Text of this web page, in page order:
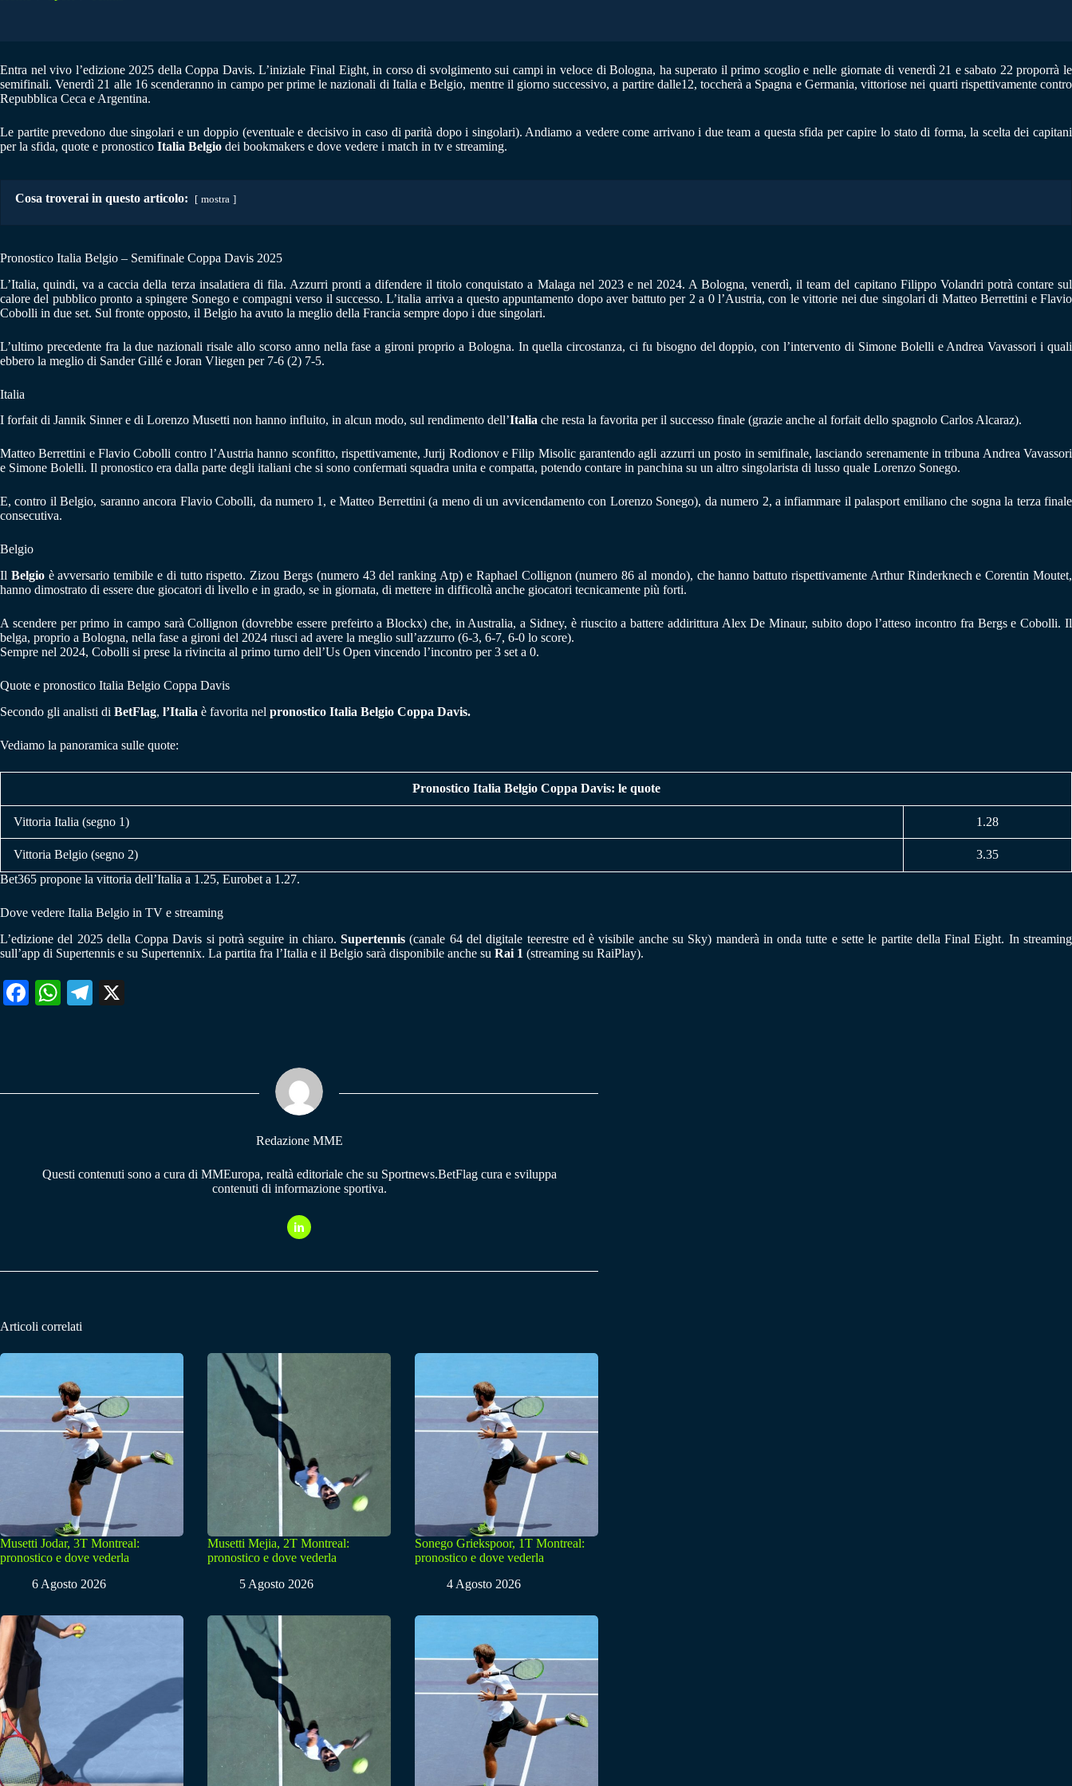
Entra nel vivo l’edizione 2025 della Coppa Davis. L’iniziale Final Eight, in corso di svolgimento sui campi in veloce di Bologna, ha superato il primo scoglio e nelle giornate di venerdì 21 e sabato 22 proporrà le
semifinali. Venerdì 21 alle 16 scenderanno in campo per prime le nazionali di Italia e Belgio, mentre il giorno successivo, a partire dalle12, toccherà a Spagna e Germania, vittoriose nei quarti rispettivamente contro
Repubblica Ceca e Argentina.
Le partite prevedono due singolari e un doppio (eventuale e decisivo in caso di parità dopo i singolari). Andiamo a vedere come arrivano i due team a questa sfida per capire lo stato di forma, la scelta dei capitani
per la sfida, quote e pronostico Italia Belgio dei bookmakers e dove vedere i match in tv e streaming.
Cosa troverai in questo articolo: mostra
Pronostico Italia Belgio – Semifinale Coppa Davis 2025
L’Italia, quindi, va a caccia della terza insalatiera di fila. Azzurri pronti a difendere il titolo conquistato a Malaga nel 2023 e nel 2024. A Bologna, venerdì, il team del capitano Filippo Volandri potrà contare sul
calore del pubblico pronto a spingere Sonego e compagni verso il successo. L’italia arriva a questo appuntamento dopo aver battuto per 2 a 0 l’Austria, con le vittorie nei due singolari di Matteo Berrettini e Flavio
Cobolli in due set. Sul fronte opposto, il Belgio ha avuto la meglio della Francia sempre dopo i due singolari.
L’ultimo precedente fra la due nazionali risale allo scorso anno nella fase a gironi proprio a Bologna. In quella circostanza, ci fu bisogno del doppio, con l’intervento di Simone Bolelli e Andrea Vavassori i quali
ebbero la meglio di Sander Gillé e Joran Vliegen per 7-6 (2) 7-5.
Italia
I forfait di Jannik Sinner e di Lorenzo Musetti non hanno influito, in alcun modo, sul rendimento dell’Italia che resta la favorita per il successo finale (grazie anche al forfait dello spagnolo Carlos Alcaraz).
Matteo Berrettini e Flavio Cobolli contro l’Austria hanno sconfitto, rispettivamente, Jurij Rodionov e Filip Misolic garantendo agli azzurri un posto in semifinale, lasciando serenamente in tribuna Andrea Vavassori
e Simone Bolelli. Il pronostico era dalla parte degli italiani che si sono confermati squadra unita e compatta, potendo contare in panchina su un altro singolarista di lusso quale Lorenzo Sonego.
E, contro il Belgio, saranno ancora Flavio Cobolli, da numero 1, e Matteo Berrettini (a meno di un avvicendamento con Lorenzo Sonego), da numero 2, a infiammare il palasport emiliano che sogna la terza finale
consecutiva.
Belgio
Il Belgioè avversario temibile e di tutto rispetto. Zizou Bergs (numero 43 del ranking Atp) e Raphael Collignon (numero 86 al mondo), che hanno battuto rispettivamente Arthur Rinderknech e Corentin Moutet,
hanno dimostrato di essere due giocatori di livello e in grado, se in giornata, di mettere in difficoltà anche giocatori tecnicamente più forti.
A scendere per primo in campo sarà Collignon (dovrebbe essere prefeirto a Blockx) che, in Australia, a Sidney, è riuscito a battere addirittura Alex De Minaur, subito dopo l’atteso incontro fra Bergs e Cobolli. Il
belga, proprio a Bologna, nella fase a gironi del 2024 riusci ad avere la meglio sull’azzurro (6-3, 6-7, 6-0 lo score).
Sempre nel 2024, Cobolli si prese la rivincita al primo turno dell’Us Open vincendo l’incontro per 3 set a 0.
Quote e pronostico Italia Belgio Coppa Davis
Secondo gli analisti di BetFlag, l’Italia è favorita nel pronostico Italia Belgio Coppa Davis.
Vediamo la panoramica sulle quote:
Pronostico Italia Belgio Coppa Davis: le quote
Vittoria Italia (segno 1) 1.28
Vittoria Belgio (segno 2)
3.35
Bet365 propone la vittoria dell’Italia a 1.25, Eurobet a 1.27.
Dove vedere Italia Belgio in TV e streaming
L’edizione del 2025 della Coppa Davis si potrà seguire in chiaro.Supertennis (canale 64 del digitale teerestre ed è visibile anche su Sky) manderà in onda tutte e sette le partite della Final Eight. In streaming
sull’app di Supertennis e su Supertennix. La partita fra l’Italia e il Belgio sarà disponibile anche su Rai 1 (streaming su RaiPlay).
Fa W
pp
Te
m
Redazione MME
Questi contenuti sono a cura di MMEuropa, realtà editoriale che su Sportnews.BetFlag cura e sviluppa
contenuti di informazione sportiva.
Articoli correlati
Musetti Jodar, 3T Montreal:
pronostico e dove vederla
6 Agosto 2026
Musetti Mejia, 2T Montreal:
pronostico e dove vederla
5 Agosto 2026
Sonego Griekspoor, 1T Montreal:
pronostico e dove vederla
4 Agosto 2026